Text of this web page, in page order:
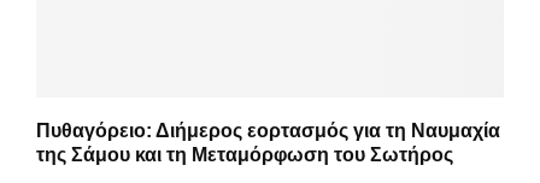
Πυθαγόρειο: Διήμερος εορτασμός για τη Ναυμαχία
της Σάμου και τη Μεταμόρφωση του Σωτήρος